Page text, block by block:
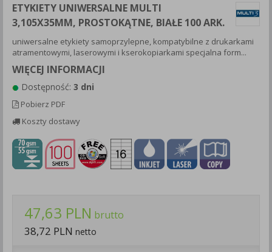
ETYKIETY UNIWERSALNE MULTI
3,105X35MM, PROSTOKĄTNE, BIAŁE 100 ARK.
uniwersalne etykiety samoprzylepne, kompatybilne z drukarkami
atramentowymi, laserowymi i kserokopiarkami specjalna form...
WIĘCEJ INFORMACJI
Dostępność: 3 dni
Pobierz PDF
Koszty dostawy
47,63 PLN brutto
38,72 PLN netto
zgoda której udzieliliście podczas zakładania konta.
Każda Państwa zgoda jest dobrowolna i można ją w dowolnym
momencie wycofać.
Polityka prywatności (rozwiń)
Klauzula Informacyjna (rozwiń)
Lista Zaufanych Partnerów (rozwiń)